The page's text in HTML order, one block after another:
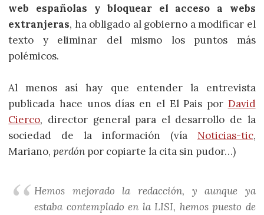
web españolas y bloquear el acceso a webs
extranjeras, ha obligado al gobierno a modificar el
texto y eliminar del mismo los puntos más
polémicos.
Al menos así hay que entender la entrevista
publicada hace unos días en el El Pais por David
Cierco, director general para el desarrollo de la
sociedad de la información (vía Noticias-tic,
Mariano,perdón por copiarte la cita sin pudor…)
Hemos mejorado la redacción, y aunque ya
estaba contemplado en la LISI, hemos puesto de